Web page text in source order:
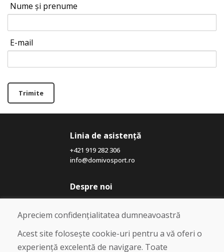
Nume și prenume
E-mail
Trimite
Linia de asistență
+421 919 282 306
info@domivosport.ro
Despre noi
Blog
Despre noi
Magazin
Contact
Apreciem confidențialitatea dumneavoastră
Acest site folosește cookie-uri pentru a vă oferi o
experiență excelentă de navigare. Toate